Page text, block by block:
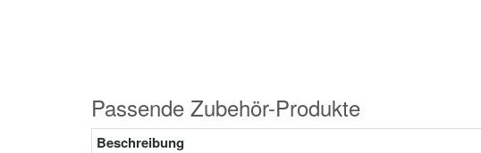
Passende Zubehör-Produkte
Beschreibung